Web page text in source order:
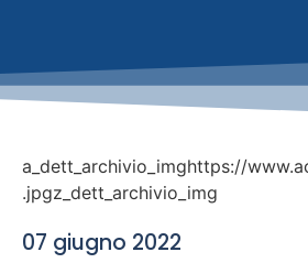
a_dett_archivio_imghttps://
.jpgz_dett_archivio_img
07 giugno 2022